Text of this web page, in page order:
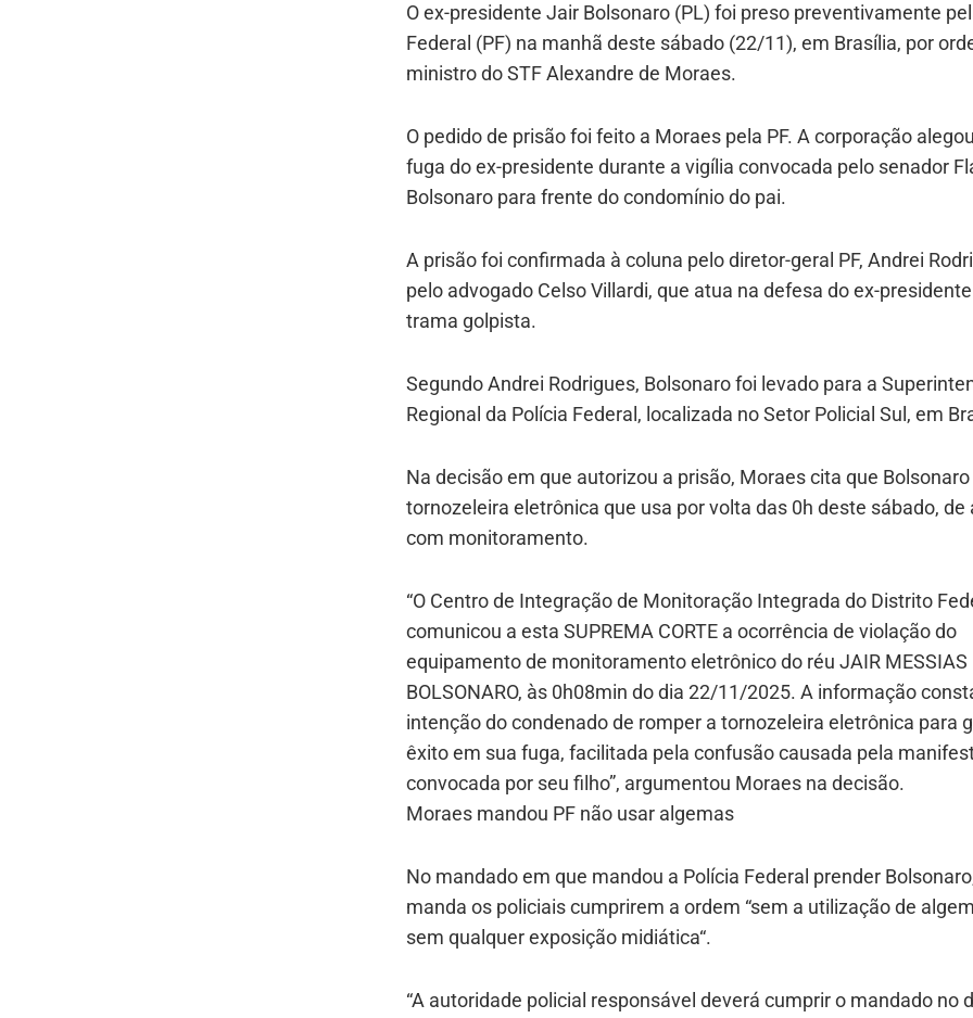
O ex-presidente Jair Bolsonaro (PL) foi preso preventivamente
Federal (PF) na manhã deste sábado (22/11), em Brasília, por
ministro do STF Alexandre de Moraes.
O pedido de prisão foi feito a Moraes pela PF. A corporação
fuga do ex-presidente durante a vigília convocada pelo senador
Bolsonaro para frente do condomínio do pai.
A prisão foi confirmada à coluna pelo diretor-geral PF, Andrei
pelo advogado Celso Villardi, que atua na defesa do ex-
trama golpista.
Segundo Andrei Rodrigues, Bolsonaro foi levado para a
Regional da Polícia Federal, localizada no Setor Policial Sul, em
Na decisão em que autorizou a prisão, Moraes cita que
tornozeleira eletrônica que usa por volta das 0h deste sábado, de
com monitoramento.
“O Centro de Integração de Monitoração Integrada do Distrito
comunicou a esta SUPREMA CORTE a ocorrência de violação do
equipamento de monitoramento eletrônico do réu JAIR MESSIAS
BOLSONARO, às 0h08min do dia 22/11/2025. A informação
intenção do condenado de romper a tornozeleira eletrônica para
êxito em sua fuga, facilitada pela confusão causada pela
convocada por seu filho”, argumentou Moraes na decisão.
Moraes mandou PF não usar algemas
No mandado em que mandou a Polícia Federal prender
manda os policiais cumprirem a ordem “sem a utilização de
sem qualquer exposição midiática“.
“A autoridade policial responsável deverá cumprir o mandado no